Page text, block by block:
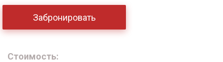
Забронировать
Стоимость: